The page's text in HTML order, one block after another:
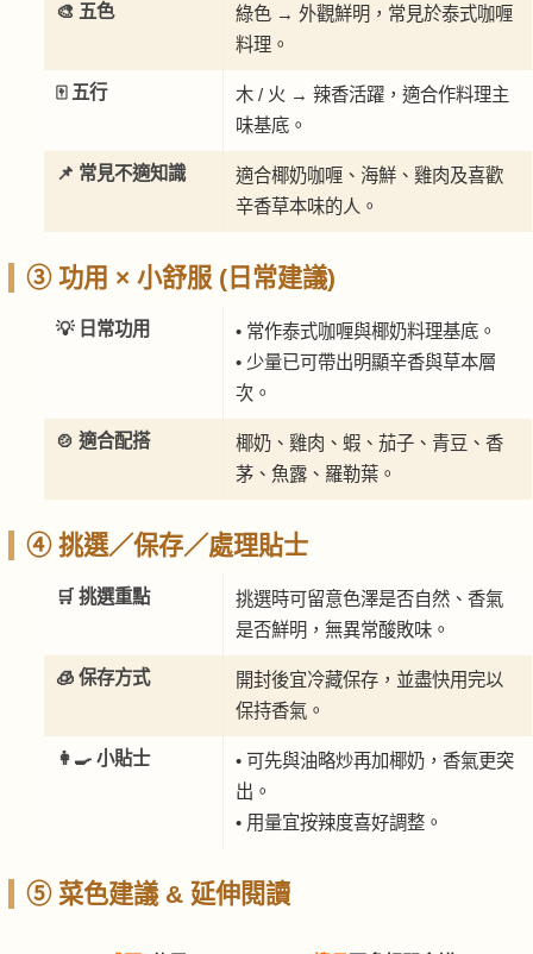
🎨 五色
綠色 → 外觀鮮明，常見於泰式咖喱
料理。
🀄 五行
木 / 火 → 辣香活躍，適合作料理主
味基底。
📌 常見不適知識
適合椰奶咖喱、海鮮、雞肉及喜歡
辛香草本味的人。
③ 功用 × 小舒服 (日常建議)
💡 日常功用
• 常作泰式咖喱與椰奶料理基底。
• 少量已可帶出明顯辛香與草本層
次。
🍲 適合配搭
椰奶、雞肉、蝦、茄子、青豆、香
茅、魚露、羅勒葉。
④ 挑選／保存／處理貼士
🛒 挑選重點
挑選時可留意色澤是否自然、香氣
是否鮮明，無異常酸敗味。
🧊 保存方式
開封後宜冷藏保存，並盡快用完以
保持香氣。
👩‍🍳 小貼士
• 可先與油略炒再加椰奶，香氣更突
出。
• 用量宜按辣度喜好調整。
⑤ 菜色建議 & 延伸閱讀